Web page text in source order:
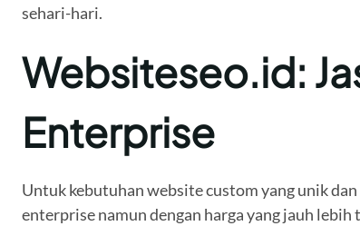
sehari-hari.
Websiteseo.id:
Enterprise
Untuk kebutuhan website custom yang unik dan
enterprise namun dengan harga yang jauh